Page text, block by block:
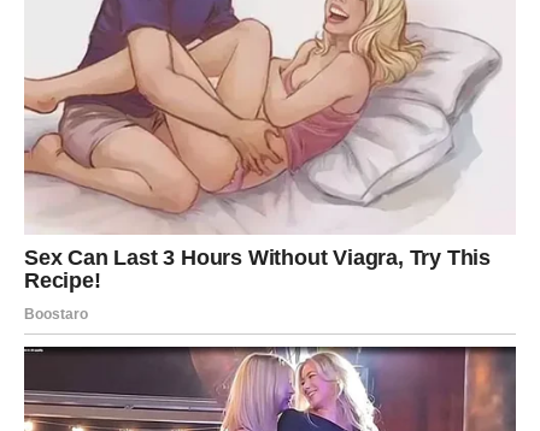
postignućima, već i po kontroverznim izjavama koje često
izazivaju javnu raspravu. Odrastajući u porodici koja spaja
muslimansku i katoličku tradiciju, njegov pogled na religiju
postao je tema rasprave. U nedavnom intervjuu, Zlatan je
otvoreno govorio o svom stavu prema vjeri, naglašavajući da
se ne smatra religioznim i da ga vjera ne definira. Ovaj stav
često izaziva podijeljena mišljenja među fanovima, ali
istovremeno ga čini još zanimljivijim kao ličnost. Pored toga,
Zlatan je poznat po svojim kontroverznim izjavama o drugim
igračima i klubovima, što često izaziva reakcije među
svijetu”, dok u nekim krugovima može biti shvaćena kao
arogancija, također odražava njegovu nevjerojatnu
samopouzdanje i vjeru u vlastite sposobnosti.